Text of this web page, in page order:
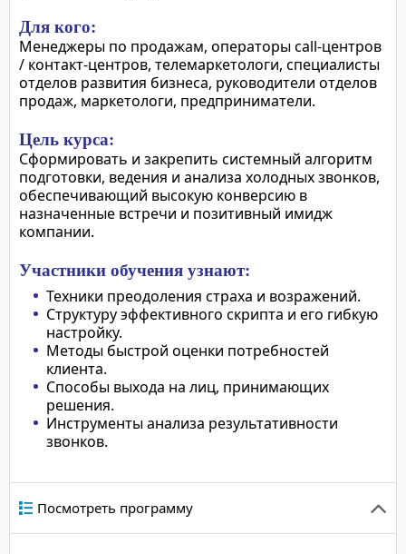
Для кого:
Менеджеры по продажам, операторы call-центров
/ контакт-центров, телемаркетологи, специалисты
отделов развития бизнеса, руководители отделов
продаж, маркетологи, предприниматели.
Цель курса:
Сформировать и закрепить системный алгоритм
подготовки, ведения и анализа холодных звонков,
обеспечивающий высокую конверсию в
назначенные встречи и позитивный имидж
компании.
Участники обучения узнают:
Техники преодоления страха и возражений.
Структуру эффективного скрипта и его гибкую
настройку.
Методы быстрой оценки потребностей
клиента.
Способы выхода на лиц, принимающих
решения.
Инструменты анализа результативности
звонков.
Посмотреть программу